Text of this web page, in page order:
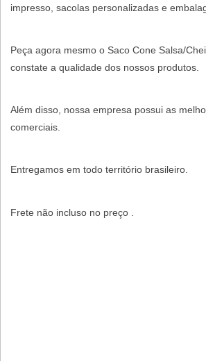
impresso, sacolas personalizadas e
Peça agora mesmo o Saco Cone Salsa/
constate a qualidade dos nossos produtos.
Além disso, nossa empresa possui as
comerciais.
Entregamos em todo território brasileiro.
Frete não incluso no preço .